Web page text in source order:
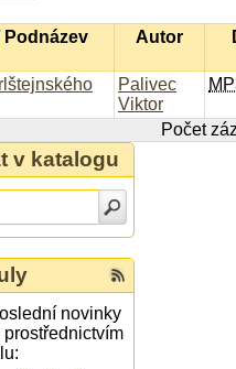
Podnázev Autor
Palivec
Viktor
Počet
v katalogu
novinky